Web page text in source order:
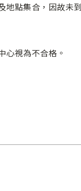
地點集合，因故未
心視為不合格。